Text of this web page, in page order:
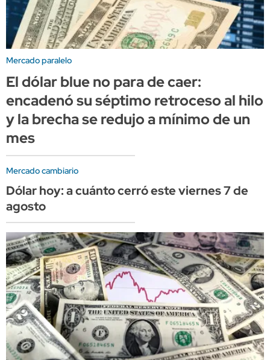
Mercado paralelo
El dólar blue no para de caer:
encadenó su séptimo retroceso al hilo
y la brecha se redujo a mínimo de un
mes
Mercado cambiario
Dólar hoy: a cuánto cerró este viernes 7 de
agosto